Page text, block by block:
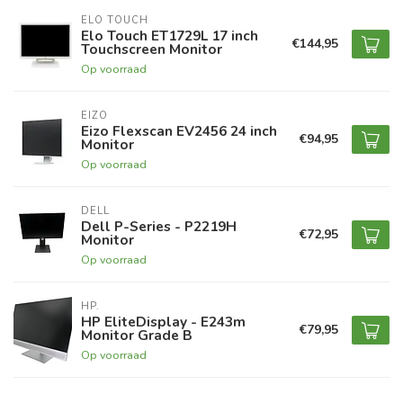
ELO TOUCH
Elo Touch ET1729L 17 inch
Touchscreen Monitor
Op voorraad
€144,95
EIZO
Eizo Flexscan EV2456 24 inch
Monitor
Op voorraad
€94,95
DELL
Dell P-Series - P2219H
Monitor
Op voorraad
€72,95
HP.
HP EliteDisplay - E243m
Monitor Grade B
Op voorraad
€79,95